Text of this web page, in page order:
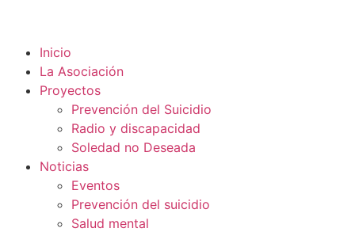
Inicio
La Asociación
Proyectos
Prevención del Suicidio
Radio y discapacidad
Soledad no Deseada
Noticias
Eventos
Prevención del suicidio
Salud mental